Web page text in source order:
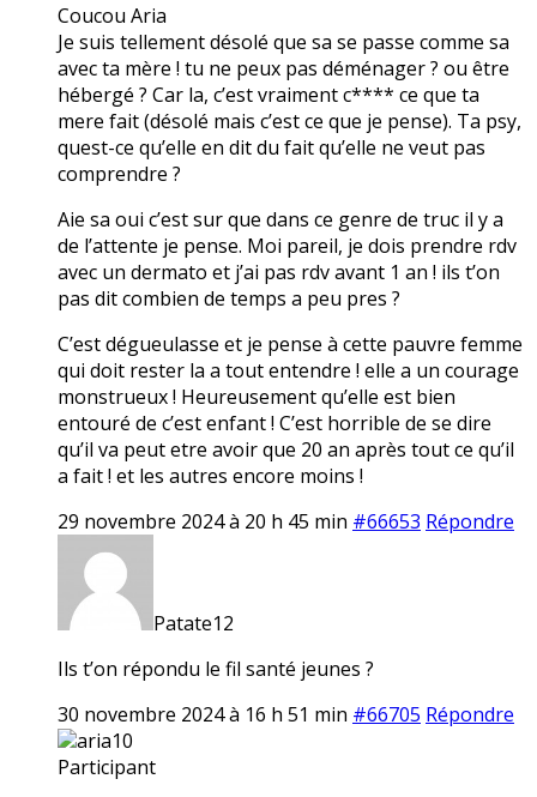
Coucou Aria
Je suis tellement désolé que sa se passe comme sa
avec ta mère ! tu ne peux pas déménager ? ou être
hébergé ? Car la, c’est vraiment c**** ce que ta
mere fait (désolé mais c’est ce que je pense). Ta psy,
quest-ce qu’elle en dit du fait qu’elle ne veut pas
comprendre ?
Aie sa oui c’est sur que dans ce genre de truc il y a
de l’attente je pense. Moi pareil, je dois prendre rdv
avec un dermato et j’ai pas rdv avant 1 an ! ils t’on
pas dit combien de temps a peu pres ?
C’est dégueulasse et je pense à cette pauvre femme
qui doit rester la a tout entendre ! elle a un courage
monstrueux ! Heureusement qu’elle est bien
entouré de c’est enfant ! C’est horrible de se dire
qu’il va peut etre avoir que 20 an après tout ce qu’il
a fait ! et les autres encore moins !
29 novembre 2024 à 20 h 45 min #66653 Répondre
Patate12
Ils t’on répondu le fil santé jeunes ?
30 novembre 2024 à 16 h 51 min #66705 Répondre
aria10
Participant